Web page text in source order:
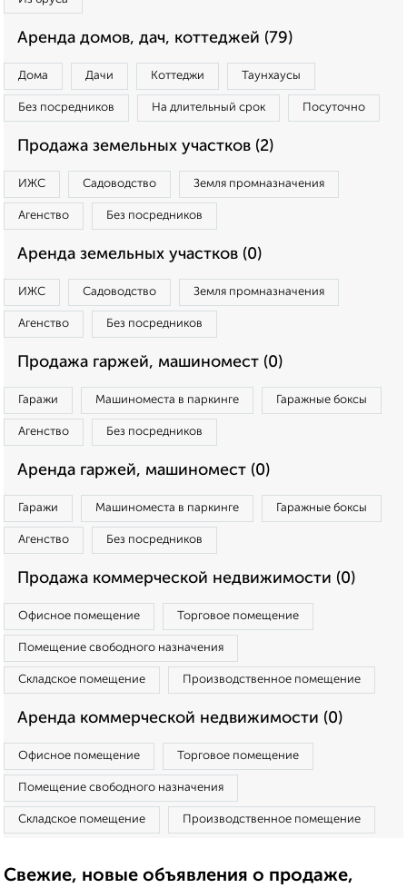
Аренда домов, дач, коттеджей (79)
Дома Дачи Коттеджи Таунхаусы
Без посредников На длительный срок Посуточно
Продажа земельных участков (2)
ИЖС Садоводство Земля промназначения
Агенство Без посредников
Аренда земельных участков (0)
ИЖС Садоводство Земля промназначения
Агенство Без посредников
Продажа гаржей, машиномест (0)
Гаражи Машиноместа в паркинге Гаражные боксы
Агенство Без посредников
Аренда гаржей, машиномест (0)
Гаражи Машиноместа в паркинге Гаражные боксы
Агенство Без посредников
Продажа коммерческой недвижимости (0)
Офисное помещение Торговое помещение
Помещение свободного назначения
Складское помещение Производственное помещение
Аренда коммерческой недвижимости (0)
Офисное помещение Торговое помещение
Помещение свободного назначения
Складское помещение Производственное помещение
Свежие, новые объявления о продаже,